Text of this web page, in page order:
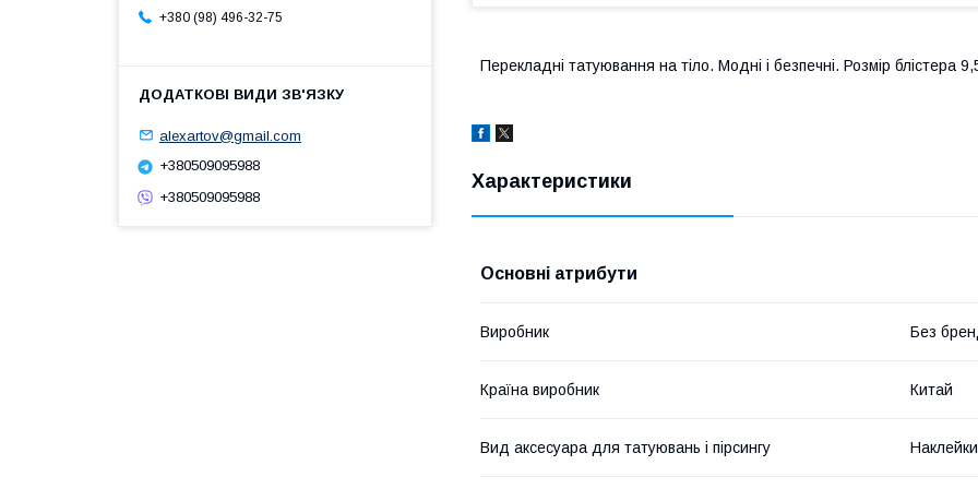
Перекладні татуювання на тіло. Модні і безпечні. Розмір блістера
Характеристики
Основні атрибути
Виробник Без
Країна виробник Китай
Вид аксесуара для татуювань і пірсингу
+380 (98) 496-32-75
alexartov@gmail.com
+380509095988
+380509095988